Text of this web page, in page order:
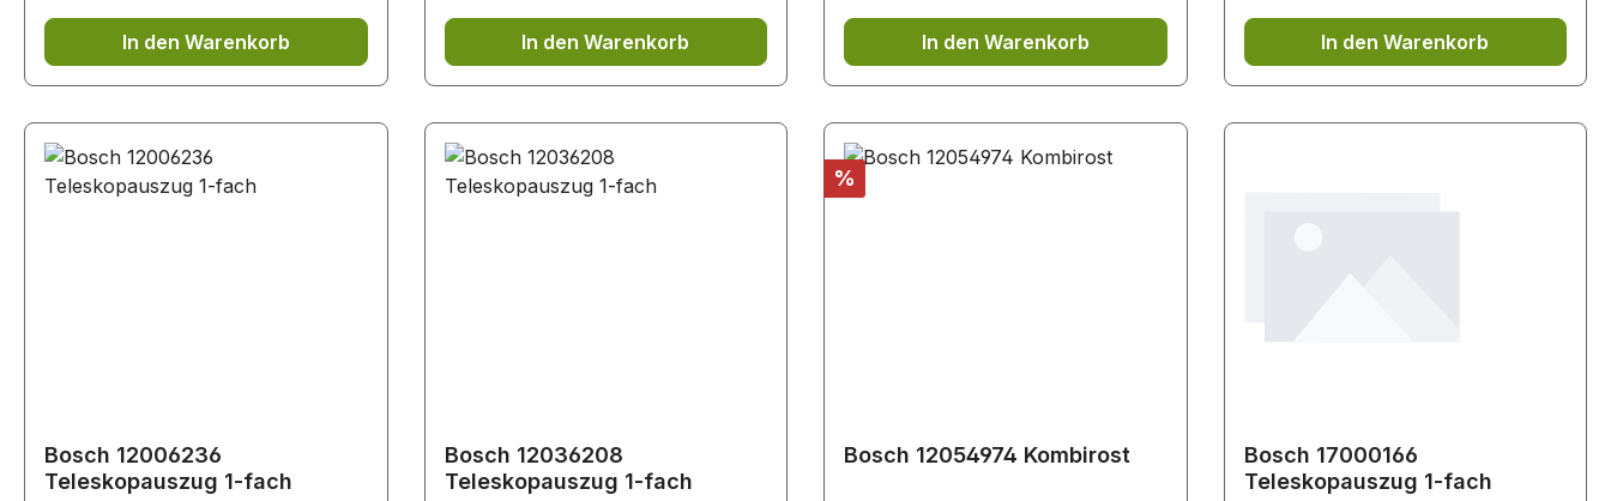
In den Warenkorb
CDG714XB1W/.. CDG714XW1W/..
CDG834AC0/.. CDG834AC0W/..
CDG914XB1/.. CDG914XB1W/..
In den Warenkorb
CDG914XB1/.. CDG914XB1W/..
In den Warenkorb In den Warenkorb
Bosch 12006236
Teleskopauszug 1-fach
Bosch 12036208
Teleskopauszug 1-fach
Rabatt
%
Bosch 12054974 Kombirost
Bosch 17000166
Teleskopauszug 1-fach